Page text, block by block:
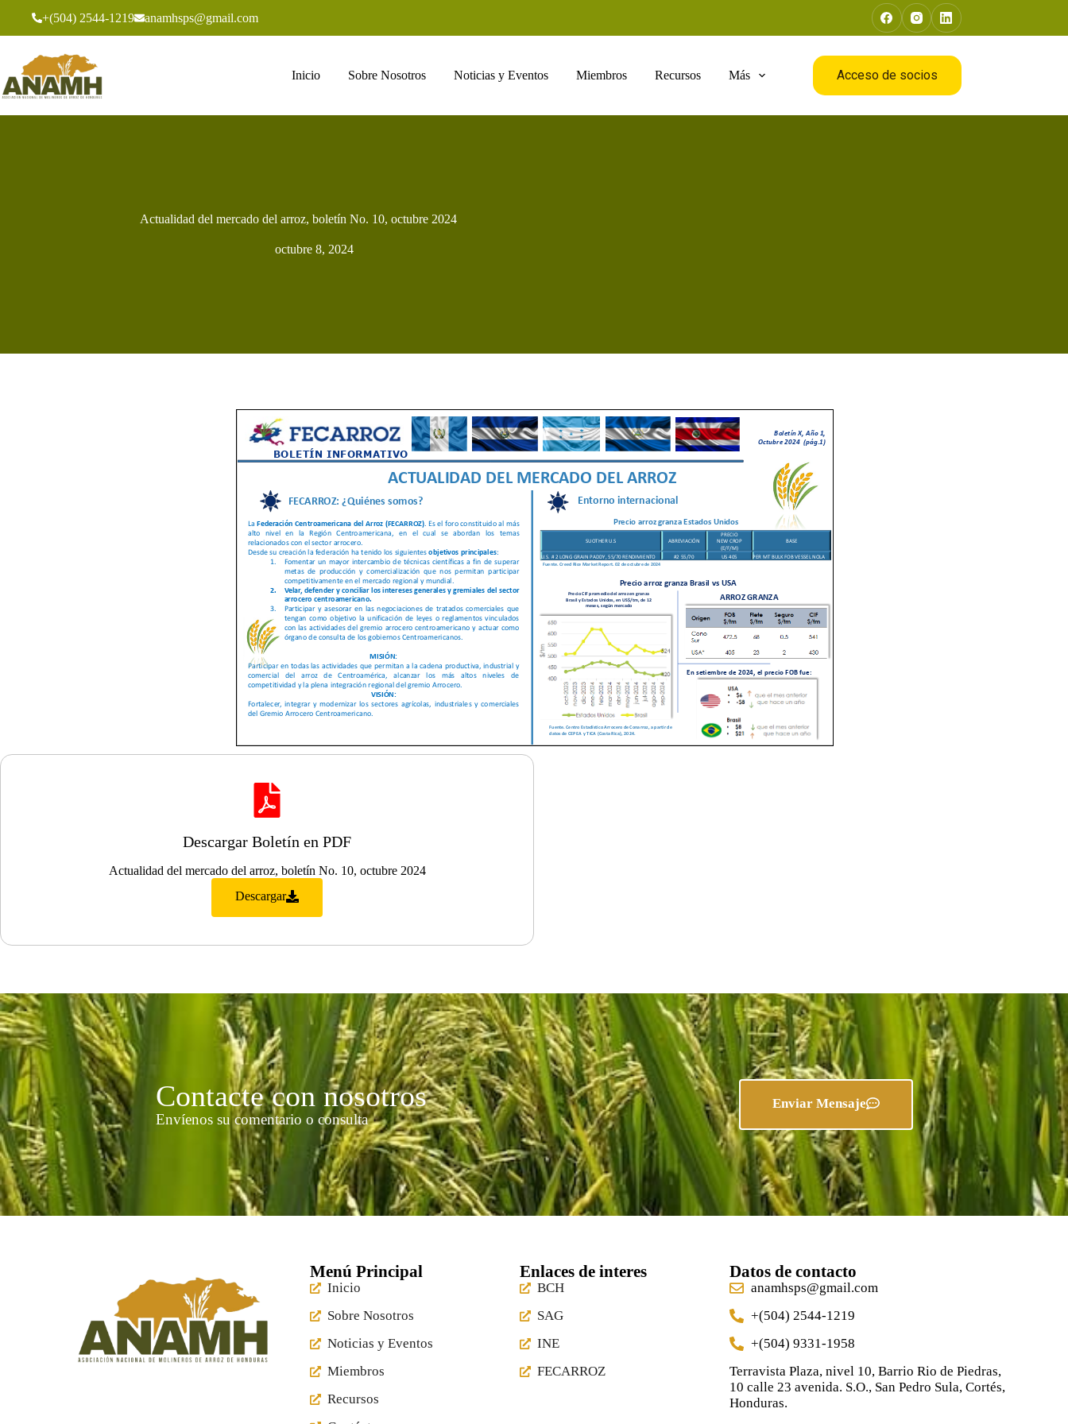
+(504) 2544-1219 anamhsps@gmail.com
Inicio Sobre Nosotros Noticias y Eventos Miembros Recursos Más Acceso de socios
Actualidad del mercado del arroz, boletín No. 10, octubre 2024
octubre 8, 2024
Descargar Boletín en PDF
Actualidad del mercado del arroz, boletín No. 10, octubre 2024
Descargar
Contacte con nosotros
Envíenos su comentario o consulta
Enviar Mensaje
Menú Principal
Inicio
Sobre Nosotros
Noticias y Eventos
Miembros
Recursos
Enlaces de interes
BCH
SAG
INE
FECARROZ
Datos de contacto
anamhsps@gmail.com
+(504) 2544-1219
‪+(504) 9331-1958
Terravista Plaza, nivel 10, Barrio Rio de Piedras,
10 calle 23 avenida. S.O., San Pedro Sula, Cortés,
Honduras.